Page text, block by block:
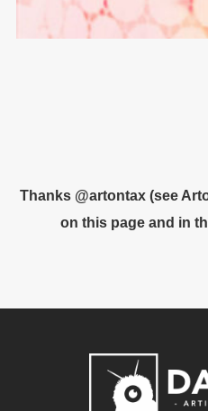
Thanks @artontax (see
on this page and in